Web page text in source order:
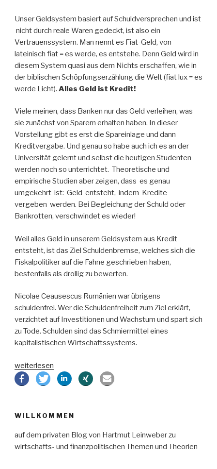
Unser Geldsystem basiert auf Schuldversprechen und ist
nicht durch reale Waren gedeckt, ist also ein
Vertrauenssystem. Man nennt es Fiat-Geld, von
lateinisch fiat = es werde, es entstehe. Denn Geld wird in
diesem System quasi aus dem Nichts erschaffen, wie in
der biblischen Schöpfungserzählung die Welt (fiat lux = es
werde Licht). Alles Geld ist Kredit!
Viele meinen, dass Banken nur das Geld verleihen, was
sie zunächst von Sparern erhalten haben. In dieser
Vorstellung gibt es erst die Spareinlage und dann
Kreditvergabe. Und genau so habe auch ich es an der
Universität gelernt und selbst die heutigen Studenten
werden noch so unterrichtet. Theoretische und
empirische Studien aber zeigen, dass es genau
umgekehrt ist: Geld entsteht, indem Kredite
vergeben werden. Bei Begleichung der Schuld oder
Bankrotten, verschwindet es wieder!
Weil alles Geld in unserem Geldsystem aus Kredit
entsteht, ist das Ziel Schuldenbremse, welches sich die
Fiskalpolitiker auf die Fahne geschrieben haben,
bestenfalls als drollig zu bewerten.
Nicolae Ceausescus Rumänien war übrigens
schuldenfrei. Wer die Schuldenfreiheit zum Ziel erklärt,
verzichtet auf Investitionen und Wachstum und spart sich
zu Tode. Schulden sind das Schmiermittel eines
kapitalistischen Wirtschaftssystems.
„Geldsystem
und
Schuldenbremse“
weiterlesen
WILLKOMMEN
auf dem privaten Blog von Hartmut Leinweber zu
wirtschafts- und finanzpolitischen Themen und Theorien